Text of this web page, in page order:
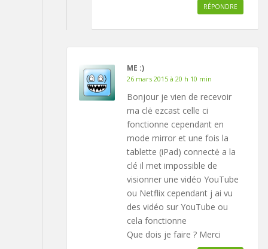
RÉPONDRE
ME :)
26 mars 2015 à 20 h 10 min
Bonjour je vien de recevoir
ma clė ezcast celle ci
fonctionne cependant en
mode mirror et une fois la
tablette (iPad) connectė a la
clé il met impossible de
visionner une vidéo YouTube
ou Netflix cependant j ai vu
des vidéo sur YouTube ou
cela fonctionne
Que dois je faire ? Merci